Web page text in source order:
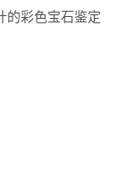
的彩色宝石鉴定